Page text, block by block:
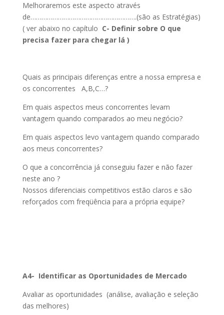
Melhoraremos este aspecto através
de………………………………………………….(são as Estratégias)
( ver abaixo no capítulo C- Definir sobre O que
precisa fazer para chegar lá )
Quais as principais diferenças entre a nossa empresa e
os concorrentes A,B,C…?
Em quais aspectos meus concorrentes levam
vantagem quando comparados ao meu negócio?
Em quais aspectos levo vantagem quando comparado
aos meus concorrentes?
O que a concorrência já conseguiu fazer e não fazer
neste ano ?
Nossos diferenciais competitivos estão claros e são
reforçados com freqüência para a própria equipe?
A4- Identificar as Oportunidades de Mercado
Avaliar as oportunidades (análise, avaliação e seleção
das melhores)